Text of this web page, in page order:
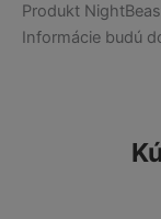
Produkt
Informácie budú